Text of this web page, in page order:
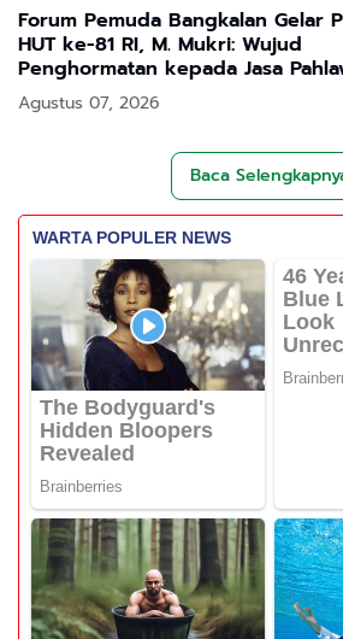
Forum Pemuda Bangkalan Gelar
HUT ke-81 RI, M. Mukri: Wujud
Penghormatan kepada Jasa
Agustus 07, 2026
Baca